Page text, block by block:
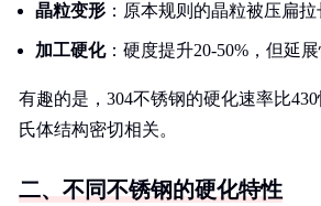
晶粒变形 ：原本规则的晶粒被压扁拉
加工硬化：硬度提升20-50%，但延
有趣的是，304不锈钢的硬化速率比
氏体结构密切相关。
二、不同不锈钢的硬化特性